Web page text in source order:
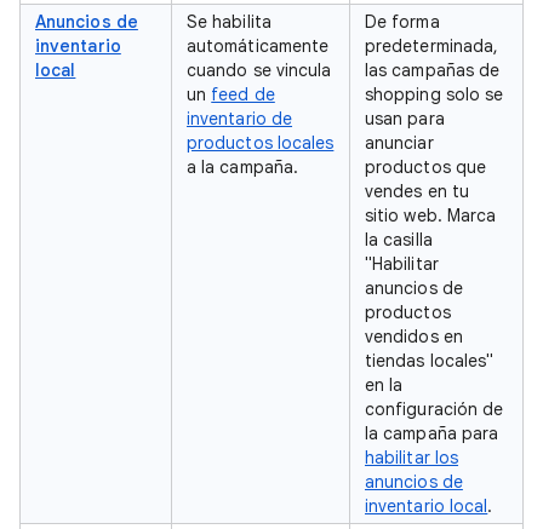
Anuncios de
inventario
local
Se habilita
automáticamente
cuando se vincula
un feed de
inventario de
productos locales
a la campaña.
De forma
predeterminada,
las campañas de
shopping solo se
usan para
anunciar
productos que
vendes en tu
sitio web. Marca
la casilla
"Habilitar
anuncios de
productos
vendidos en
tiendas locales"
en la
configuración de
la campaña para
habilitar los
anuncios de
inventario local.